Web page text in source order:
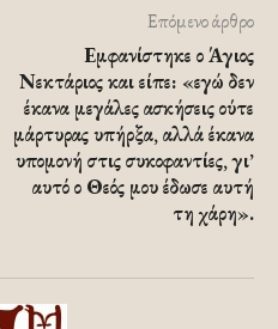
Επόμενο άρθρο
Εμφανίστηκε ο Άγιος
Νεκτάριος και είπε: «εγώ δεν
έκανα μεγάλες ασκήσεις ούτε
μάρτυρας υπήρξα, αλλά έκανα
υπομονή στις συκοφαντίες, γι’
αυτό ο Θεός μου έδωσε αυτή
τη χάρη».